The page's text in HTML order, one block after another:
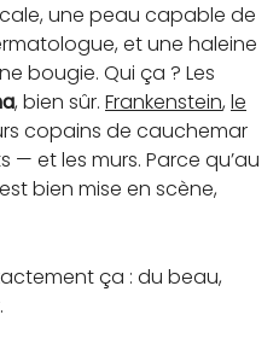
une peau capable de
et une haleine
bougie. Qui ça ? Les
, bien sûr. Frankenstein, le
copains de cauchemar
et les murs. Parce qu’au
bien mise en scène,
ça : du beau,